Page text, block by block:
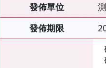
發佈單位
發佈期限